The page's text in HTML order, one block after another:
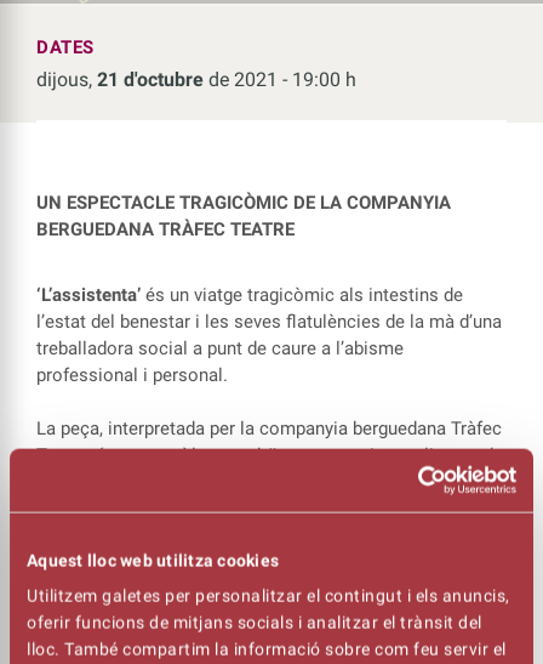
Aquest lloc web utilitza cookies
Utilitzem galetes per personalitzar el contingut i els anuncis,
oferir funcions de mitjans socials i analitzar el trànsit del
lloc. També compartim la informació sobre com feu servir el
DATES
dijous, 21 d'octubre de 2021 - 19:00 h
UN ESPECTACLE TRAGICÒMIC DE LA COMPANYIA
BERGUEDANA TRÀFEC TEATRE
‘L’assistenta’ és un viatge tragicòmic als intestins de
l’estat del benestar i les seves flatulències de la mà d’una
treballadora social a punt de caure a l’abisme
professional i personal.
La peça, interpretada per la companyia berguedana Tràfec
Teatre, és un monòleg conduït per una psicoanalista amb
mà de ferro que exerceix de directora d’escena per guiar
la protagonista pel corriol de les misèries socials.
‘L’assistenta’és crítica i, sobretot, autocrítica sobre el
present que estem construint entre tots. Però, al final del
túnel, sempre hi ha llum.